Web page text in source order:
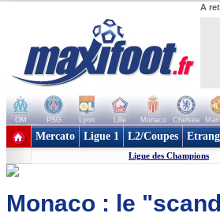
A
OM PSG Lyon Lille Monaco Chelsea
+ de clubs
Mercato Ligue 1 L2/Coupes
Ligue des Champions
Monaco : le